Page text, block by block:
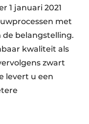
1 januari 2021
met
de belangstelling.
kwaliteit als
zwart
levert u een